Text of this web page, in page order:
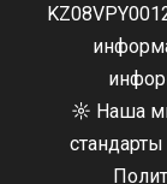
☼ Наша
стандарты